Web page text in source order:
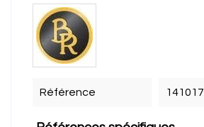
Référence 141017